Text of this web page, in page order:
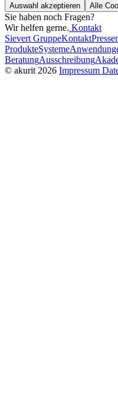
Auswahl akzeptieren Alle
Sie haben noch Fragen?
Wir helfen gerne. Kontakt
Sievert GruppeKontakt
ProdukteSysteme
BeratungAusschreibung
© akurit 2026 Impressum